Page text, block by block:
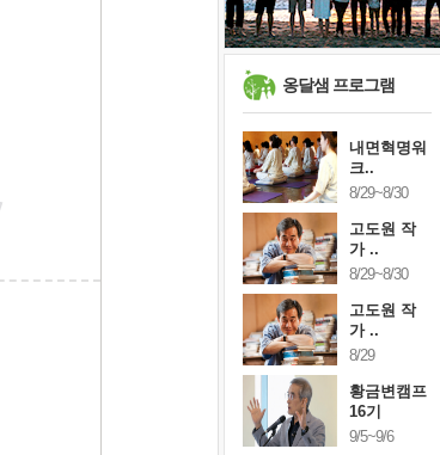
못된 꼰대들
희망이란
'모른다'는 것
귀를 열고 마음을 내어주고
옹달샘 프로그램
내면혁명워
크..
8/29~8/30
고도원 작
가 ..
8/29~8/30
고도원 작
가 ..
8/29
황금변캠프
16기
9/5~9/6